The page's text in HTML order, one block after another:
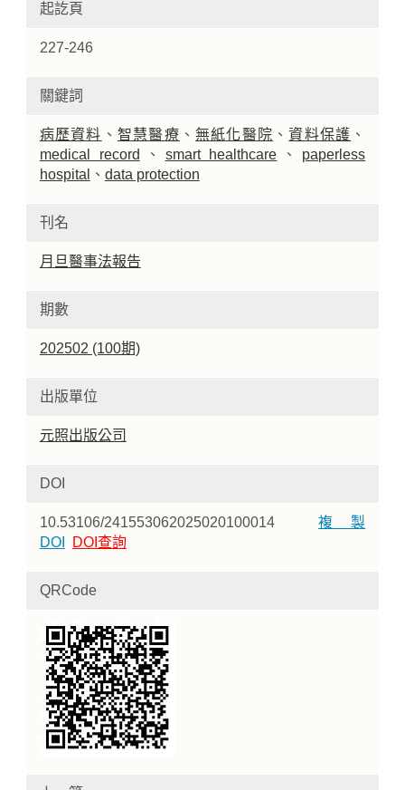
起訖頁
227-246
關鍵詞
病歷資料 、 智慧醫療 、無紙化醫院 、資料保護 、
medical record
、 smart healthcare 、 paperless
hospital
、 data protection
刊名
月旦醫事法報告
期數
202502 (100期)
出版單位
元照出版公司
DOI
10.53106/241553062025020100014複製
DOI
DOI查詢
QRCode